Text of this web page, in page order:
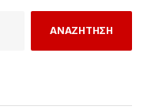
ΑΝΑΖΗΤΗΣΗ